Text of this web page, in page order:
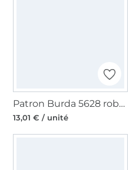
Patron Burda 5628 robe femme, en français
13,01 € / unité